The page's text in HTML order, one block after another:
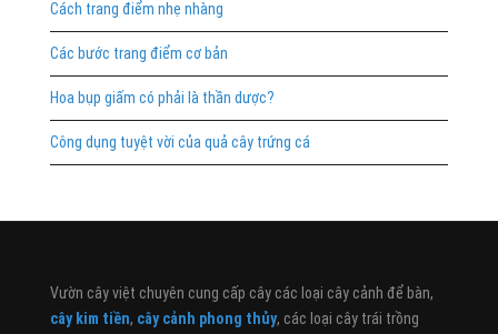
Cách trang điểm nhẹ nhàng
Các bước trang điểm cơ bản
Hoa bụp giấm có phải là thần dược?
Công dụng tuyệt vời của quả cây trứng cá
Vườn cây việt chuyên cung cấp cây các loại cây cảnh để bàn,
cây kim tiền, cây cảnh phong thủy, các loại cây trái trồng